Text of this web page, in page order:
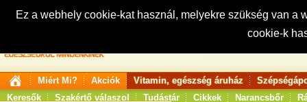
Ez a webhely cookie-kat használ, melyekre szükség van
cookie-k
Keresés:
Miért Mi? Akciók Vitamin, egészség áruház
Keresők
Szakértő válaszol Tudástár Cikkek Narancsbőr